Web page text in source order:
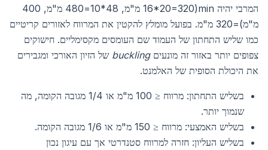
המרבי יהיה min(16*20=320 מ"מ, 48*10=480 מ"מ, 400
מ"מ)=320 מ"מ. בפועל מומלץ להקטין את המרווח לאזורים קריטיים
כמו שליש התחתון של העמוד שם העומסים מקסימליים. חישוקים
צפופים יותר באזור זה מונעיםbuckling של הזיון האורכי ומגבירים
את היכולת הסופית של האלמנט.
בשליש התחתון: מרווח ≤ 100 מ"מ או 1/4 מגובה הקומה, מה
שנמוך יותר.
בשליש האמצעי: מרווח ≤ 150 מ"מ או 1/6 מגובה הקומה.
בשליש העליון: חזרה למרווח סטנדרטי אך עם עיגון נכון